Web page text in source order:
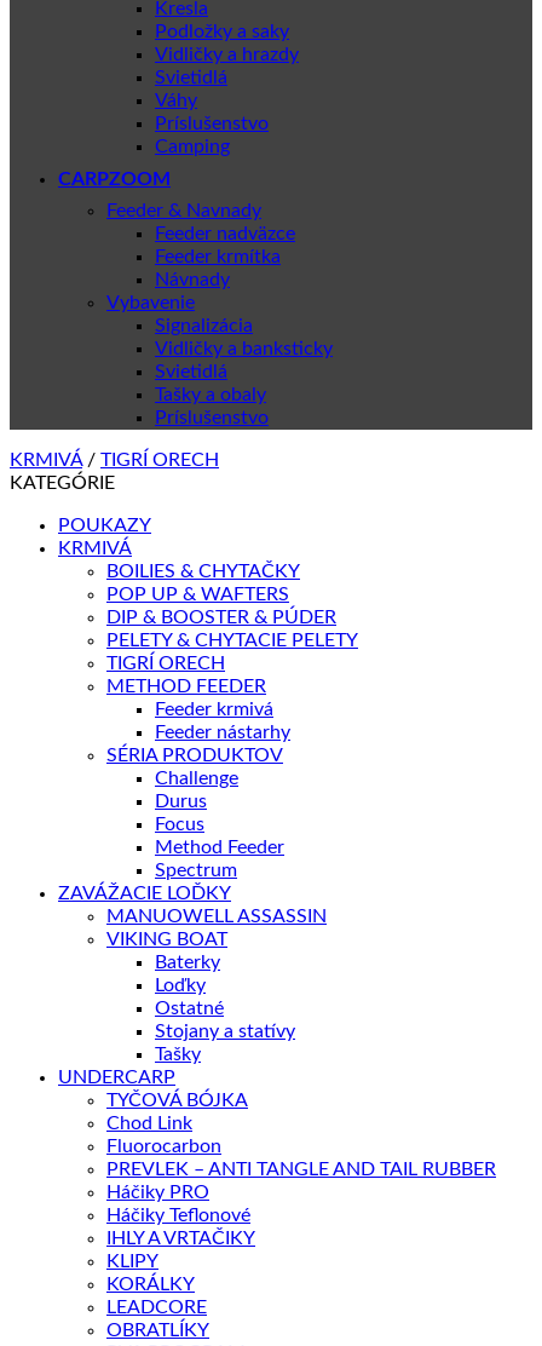
Kresla
Podložky a saky
Vidličky a hrazdy
Svietidlá
Váhy
Príslušenstvo
Camping
CARPZOOM
Feeder & Navnady
Feeder nadväzce
Feeder krmítka
Návnady
Vybavenie
Signalizácia
Vidličky a banksticky
Svietidlá
Tašky a obaly
Príslušenstvo
KRMIVÁ / TIGRÍ ORECH
KATEGÓRIE
POUKAZY
KRMIVÁ
BOILIES & CHYTAČKY
POP UP & WAFTERS
DIP & BOOSTER & PÚDER
PELETY & CHYTACIE PELETY
TIGRÍ ORECH
METHOD FEEDER
Feeder krmivá
Feeder nástarhy
SÉRIA PRODUKTOV
Challenge
Durus
Focus
Method Feeder
Spectrum
ZAVÁŽACIE LOĎKY
MANUOWELL ASSASSIN
VIKING BOAT
Baterky
Loďky
Ostatné
Stojany a statívy
Tašky
UNDERCARP
TYČOVÁ BÓJKA
Chod Link
Fluorocarbon
PREVLEK – ANTI TANGLE AND TAIL RUBBER
Háčiky PRO
Háčiky Teflonové
IHLY A VRTAČIKY
KLIPY
KORÁLKY
LEADCORE
OBRATLÍKY